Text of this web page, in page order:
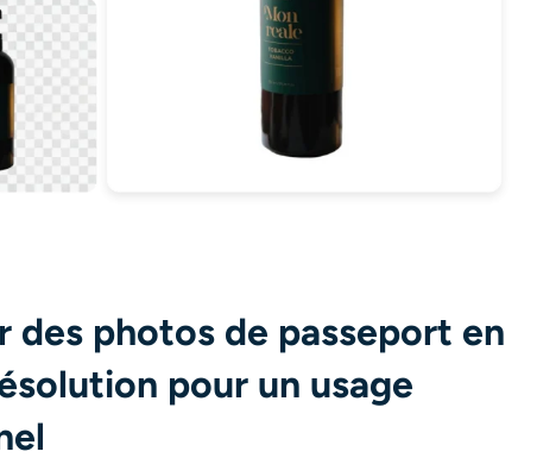
des photos de passeport en
pour un usage